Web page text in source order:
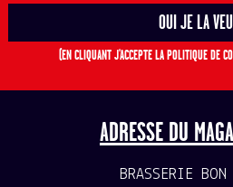
(EN CLIQUANT J'ACCEPTE LA POLITIQUE DE
ADRESSE DU
BRASSERIE BON